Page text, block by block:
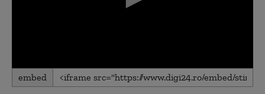
0
seconds
embed